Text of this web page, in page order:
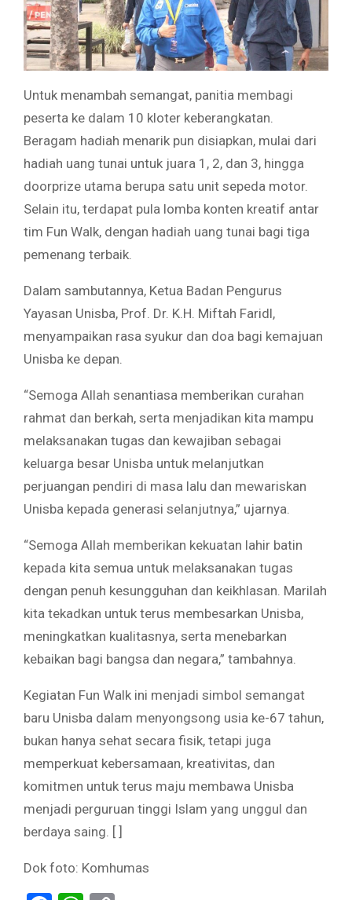
Untuk menambah semangat, panitia membagi
peserta ke dalam 10 kloter keberangkatan.
Beragam hadiah menarik pun disiapkan, mulai dari
hadiah uang tunai untuk juara 1, 2, dan 3, hingga
doorprize utama berupa satu unit sepeda motor.
Selain itu, terdapat pula lomba konten kreatif antar
tim Fun Walk, dengan hadiah uang tunai bagi tiga
pemenang terbaik.
Dalam sambutannya, Ketua Badan Pengurus
Yayasan Unisba, Prof. Dr. K.H. Miftah Faridl,
menyampaikan rasa syukur dan doa bagi kemajuan
Unisba ke depan.
“Semoga Allah senantiasa memberikan curahan
rahmat dan berkah, serta menjadikan kita mampu
melaksanakan tugas dan kewajiban sebagai
keluarga besar Unisba untuk melanjutkan
perjuangan pendiri di masa lalu dan mewariskan
Unisba kepada generasi selanjutnya,” ujarnya.
“Semoga Allah memberikan kekuatan lahir batin
kepada kita semua untuk melaksanakan tugas
dengan penuh kesungguhan dan keikhlasan. Marilah
kita tekadkan untuk terus membesarkan Unisba,
meningkatkan kualitasnya, serta menebarkan
kebaikan bagi bangsa dan negara,” tambahnya.
Kegiatan Fun Walk ini menjadi simbol semangat
baru Unisba dalam menyongsong usia ke-67 tahun,
bukan hanya sehat secara fisik, tetapi juga
memperkuat kebersamaan, kreativitas, dan
komitmen untuk terus maju membawa Unisba
menjadi perguruan tinggi Islam yang unggul dan
berdaya saing. [ ]
Dok foto: Komhumas